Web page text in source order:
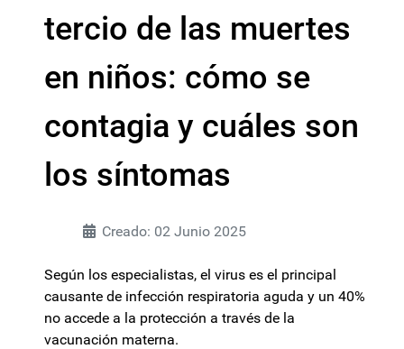
tercio de las muertes
en niños: cómo se
contagia y cuáles son
los síntomas
Creado: 02 Junio 2025
Según los especialistas, el virus es el principal
causante de infección respiratoria aguda y un 40%
no accede a la protección a través de la
vacunación materna.